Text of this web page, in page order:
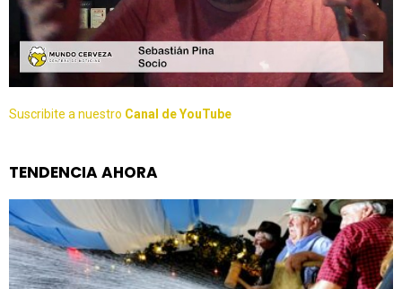
Suscribite a nuestro Canal de YouTube
TENDENCIA AHORA